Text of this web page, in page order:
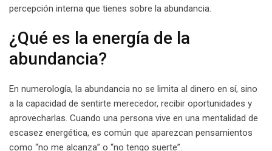
percepción interna que tienes sobre la abundancia.
¿Qué es la energía de la
abundancia?
En numerología, la abundancia no se limita al dinero en sí, sino
a la capacidad de sentirte merecedor, recibir oportunidades y
aprovecharlas. Cuando una persona vive en una mentalidad de
escasez energética, es común que aparezcan pensamientos
como “no me alcanza” o “no tengo suerte”.